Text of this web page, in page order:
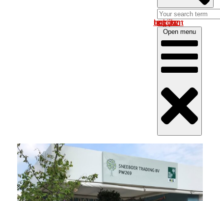
Log in om uw account te bekijken
Open menu